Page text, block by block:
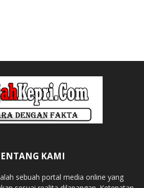
KAMI
sebuah portal media online yang